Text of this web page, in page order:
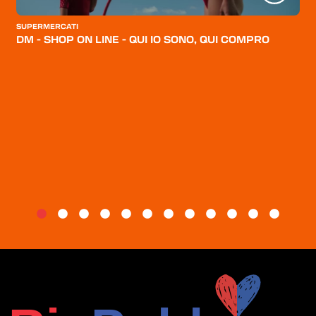
CATEGORIE
CHI SIAMO
SUPERMERCATI
DM - SHOP ON LINE - QUI IO SONO, QUI COMPRO